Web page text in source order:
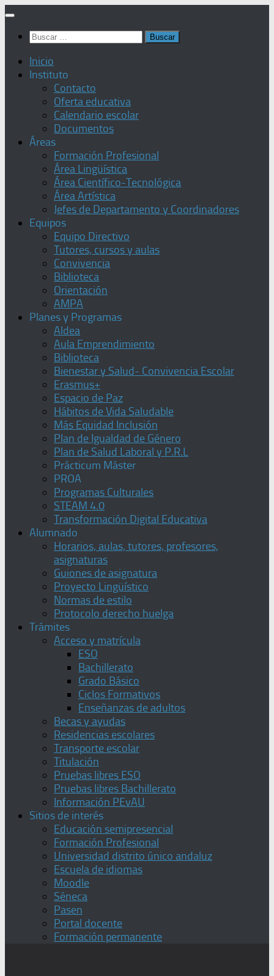
Saltar
contenido
Buscar:
Inicio
Instituto
Contacto
Oferta educativa
Calendario escolar
Documentos
Áreas
Formación Profesional
Área Lingüística
Área Científico-Tecnológica
Área Artística
Jefes de Departamento y Coordinadores
Equipos
Equipo Directivo
Tutores, cursos y aulas
Convivencia
Biblioteca
Orientación
AMPA
Planes y Programas
Aldea
Aula Emprendimiento
Biblioteca
Bienestar y Salud- Convivencia Escolar
Erasmus+
Espacio de Paz
Hábitos de Vida Saludable
Más Equidad Inclusión
Plan de Igualdad de Género
Plan de Salud Laboral y P.R.L
Prácticum Máster
PROA
Programas Culturales
STEAM 4.0
Transformación Digital Educativa
Alumnado
Horarios, aulas, tutores, profesores,
asignaturas
Guiones de asignatura
Proyecto Lingüístico
Normas de estilo
Protocolo derecho huelga
Trámites
Acceso y matrícula
ESO
Bachillerato
Grado Básico
Ciclos Formativos
Enseñanzas de adultos
Becas y ayudas
Residencias escolares
Transporte escolar
Titulación
Pruebas libres ESO
Pruebas libres Bachillerato
Información PEvAU
Sitios de interés
Educación semipresencial
Formación Profesional
Universidad distrito único andaluz
Escuela de idiomas
Moodle
Séneca
Pasen
Portal docente
Formación permanente